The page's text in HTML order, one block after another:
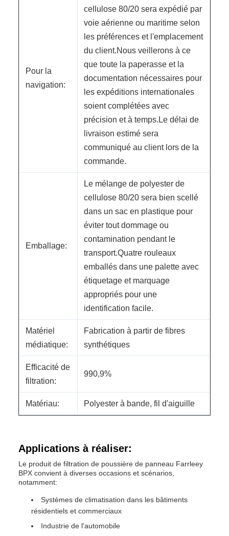
Pour la
navigation:
cellulose 80/20 sera expédié par
voie aérienne ou maritime selon
les préférences et l'emplacement
du client.Nous veillerons à ce
que toute la paperasse et la
documentation nécessaires pour
les expéditions internationales
soient complétées avec
précision et à temps.Le délai de
livraison estimé sera
communiqué au client lors de la
commande.
Emballage:
Le mélange de polyester de
cellulose 80/20 sera bien scellé
dans un sac en plastique pour
éviter tout dommage ou
contamination pendant le
transport.Quatre rouleaux
emballés dans une palette avec
étiquetage et marquage
appropriés pour une
identification facile.
Matériel
médiatique:
Fabrication à partir de fibres
synthétiques
Efficacité de
filtration:
990,9%
Matériau: Polyester à bande, fil d'aiguille
Applications à réaliser:
Le produit de filtration de poussière de panneau Farrleey
BPX convient à diverses occasions et scénarios,
notamment:
Systèmes de climatisation dans les bâtiments
résidentiels et commerciaux
Industrie de l'automobile